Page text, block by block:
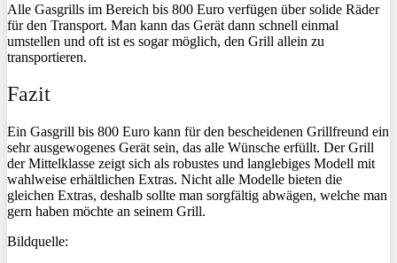
Alle Gasgrills im Bereich bis 800 Euro verfügen über solide Räder
für den Transport. Man kann das Gerät dann schnell einmal
umstellen und oft ist es sogar möglich, den Grill allein zu
transportieren.
Fazit
Ein Gasgrill bis 800 Euro kann für den bescheidenen Grillfreund ein
sehr ausgewogenes Gerät sein, das alle Wünsche erfüllt. Der Grill
der Mittelklasse zeigt sich als robustes und langlebiges Modell mit
wahlweise erhältlichen Extras. Nicht alle Modelle bieten die
gleichen Extras, deshalb sollte man sorgfältig abwägen, welche man
gern haben möchte an seinem Grill.
Bildquelle: